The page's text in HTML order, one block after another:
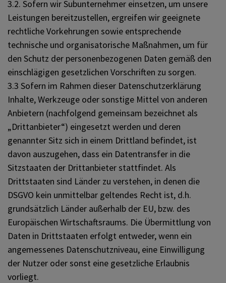
3.2. Sofern wir Subunternehmer einsetzen, um unsere
Leistungen bereitzustellen, ergreifen wir geeignete
rechtliche Vorkehrungen sowie entsprechende
technische und organisatorische Maßnahmen, um für
den Schutz der personenbezogenen Daten gemäß den
einschlägigen gesetzlichen Vorschriften zu sorgen.
3.3 Sofern im Rahmen dieser Datenschutzerklärung
Inhalte, Werkzeuge oder sonstige Mittel von anderen
Anbietern (nachfolgend gemeinsam bezeichnet als
„Drittanbieter“) eingesetzt werden und deren
genannter Sitz sich in einem Drittland befindet, ist
davon auszugehen, dass ein Datentransfer in die
Sitzstaaten der Drittanbieter stattfindet. Als
Drittstaaten sind Länder zu verstehen, in denen die
DSGVO kein unmittelbar geltendes Recht ist, d.h.
grundsätzlich Länder außerhalb der EU, bzw. des
Europäischen Wirtschaftsraums. Die Übermittlung von
Daten in Drittstaaten erfolgt entweder, wenn ein
angemessenes Datenschutzniveau, eine Einwilligung
der Nutzer oder sonst eine gesetzliche Erlaubnis
vorliegt.